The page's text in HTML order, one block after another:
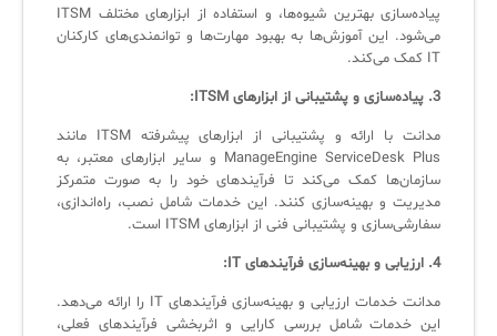
پیاده‌سازی بهترین شیوه‌ها، و استفاده از ابزارهای مختلف ITSM
می‌شود. این آموزش‌ها به بهبود مهارت‌ها و توانمندی‌های کارکنان
IT کمک می‌کند.
3. پیاده‌سازی و پشتیبانی از ابزارهای ITSM:
مدانت با ارائه و پشتیبانی از ابزارهای پیشرفته ITSM مانند
ManageEngine ServiceDesk Plus و سایر ابزارهای معتبر، به
سازمان‌ها کمک می‌کند تا فرآیندهای خود را به صورت متمرکز
مدیریت و بهینه‌سازی کنند. این خدمات شامل نصب، راه‌اندازی،
سفارشی‌سازی و پشتیبانی فنی از ابزارهای ITSM است.
4. ارزیابی و بهینه‌سازی فرآیندهای IT:
مدانت خدمات ارزیابی و بهینه‌سازی فرآیندهای IT را ارائه می‌دهد.
این خدمات شامل بررسی کارایی و اثربخشی فرآیندهای فعلی،